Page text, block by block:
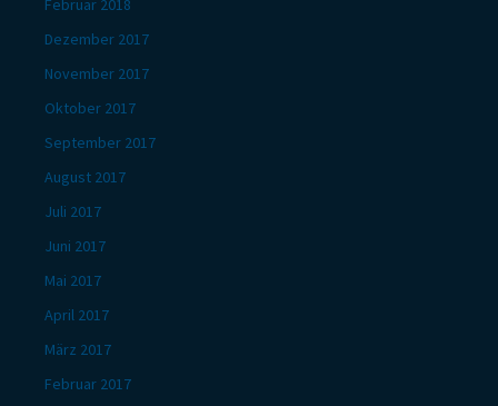
Februar 2018
Dezember 2017
November 2017
Oktober 2017
September 2017
August 2017
Juli 2017
Juni 2017
Mai 2017
April 2017
März 2017
Februar 2017